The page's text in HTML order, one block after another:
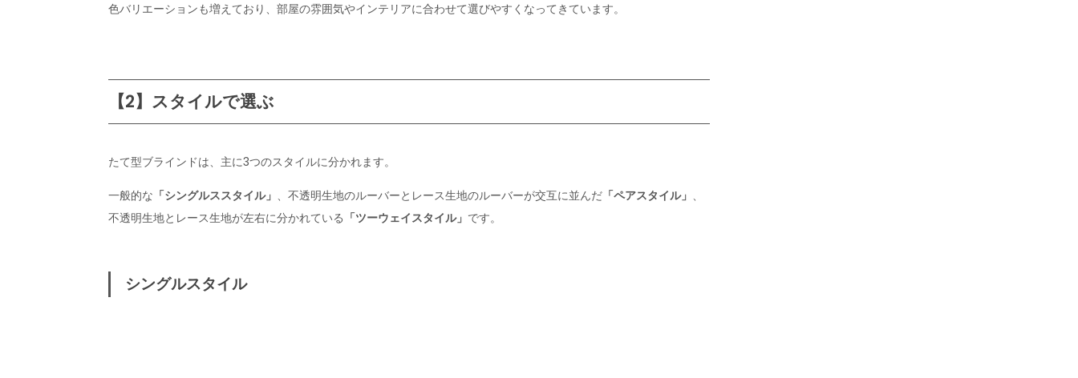
色バリエーションも増えており、部屋の雰囲気やインテリアに合わせて選びやすくなってきています。
【2】スタイルで選ぶ
たて型ブラインドは、主に3つのスタイルに分かれます。
一般的な 「シングルススタイル」 、不透明生地のルーバーとレース生地のルーバーが交互に並んだ「ペアスタイル」 、
不透明生地とレース生地が左右に分かれている 「ツーウェイスタイル」 です。
シングルスタイル